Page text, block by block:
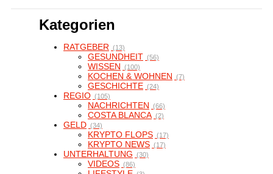
Kategorien
RATGEBER (13)
GESUNDHEIT (56)
WISSEN (100)
KOCHEN & WOHNEN (7)
GESCHICHTE (24)
REGIO (105)
NACHRICHTEN (66)
COSTA BLANCA (2)
GELD (34)
KRYPTO FLOPS (17)
KRYPTO NEWS (17)
UNTERHALTUNG (30)
VIDEOS (86)